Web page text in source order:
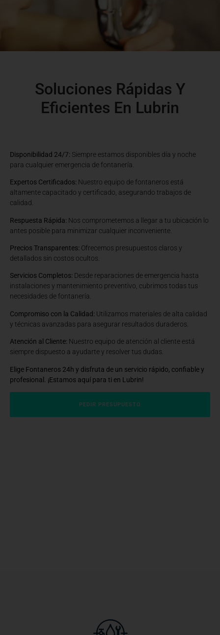
Soluciones Rápidas Y
Eficientes En Lubrin
Disponibilidad 24/7: Siempre estamos disponibles día y noche
para cualquier emergencia de fontanería.
Expertos Certificados: Nuestro equipo de fontaneros está
altamente capacitado y certificado, asegurando trabajos de
calidad.
Respuesta Rápida: Nos comprometemos a llegar a tu ubicación lo
antes posible para minimizar cualquier inconveniente.
Precios Transparentes: Ofrecemos presupuestos claros y
detallados sin costos ocultos.
Servicios Completos: Desde reparaciones de emergencia hasta
instalaciones y mantenimiento preventivo, cubrimos todas tus
necesidades de fontanería.
Compromiso con la Calidad: Utilizamos materiales de alta calidad
y técnicas avanzadas para asegurar resultados duraderos.
Atención al Cliente: Nuestro equipo de atención al cliente está
siempre dispuesto a ayudarte y resolver tus dudas.
Elige Fontaneros 24h y disfruta de un servicio rápido, confiable y
profesional. ¡Estamos aquí para ti en Lubrin!
PEDIR PRESUPUESTO